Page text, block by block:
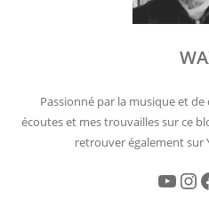
Passionné par la musique et
écoutes et mes trouvailles sur ce
retrouver également sur
YouTube Instagram Facebook